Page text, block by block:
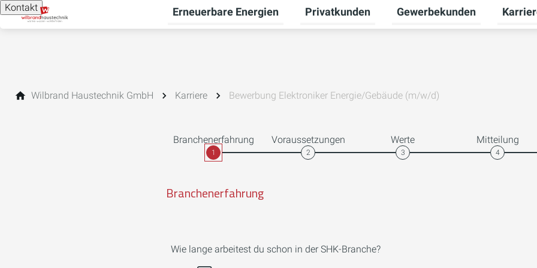
Kontakt Erneuerbare Energien
Untermenü für Erneuerbare Energien umschalten
Privatkunden
Untermenü für Privatkunden
Gewerbekunden
Wilbrand Haustechnik GmbH Karriere Bewerbung Elektroniker Energie/Gebäude (m/w/d)
Branchenerfahrung
1
Voraussetzungen
2
Werte
3
Mitteilung
4
Branchenerfahrung
Wie lange arbeitest du schon in der SHK-Branche?